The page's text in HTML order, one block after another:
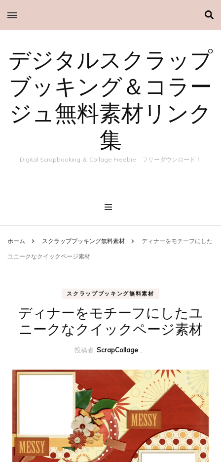
デジタルスクラップ
ブッキング＆コラー
ジュ無料素材リンク
集
Digital Scrapbooking ＆ Collage Freebie フリーダウンロード！
ホーム スクラップブッキング無料素材 ディナーをモチーフにした
ユニークなクイックページ素材
スクラップブッキング無料素材
ディナーをモチーフにしたユ
ニークなクイックページ素材
投稿者: ScrapCollage